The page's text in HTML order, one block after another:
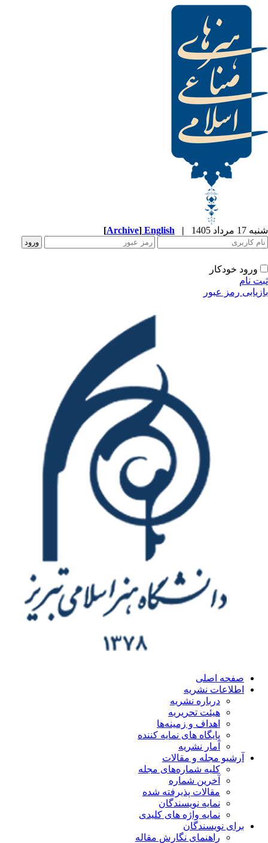
|
English
[ Archive
عبور
اصلی
نشریه
درباره نشریه
هیئت تحریریه
اهداف و زمینه‌ها
پایگاه های نمایه کننده
آمار نشریه
مجله و مقالات
کلیه شماره‌های مجله
آخرین شماره
مقالات پذیرفته شده
نمایه نویسندگان
نمایه واژه های کلیدی
نویسندگان
راهنمای نگارش مقاله